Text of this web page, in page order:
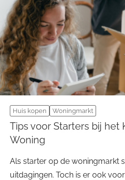
Huis kopen Woningmarkt
Tips voor Starters bij het
Woning
Als starter op de woningmarkt
uitdagingen. Toch is er ook